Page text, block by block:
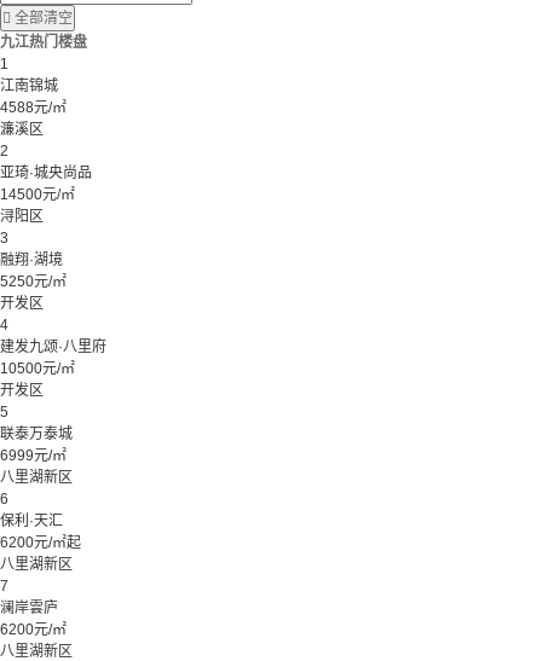
 全部清空
九江热门楼盘
1
江南锦城
4588元/㎡
濂溪区
2
亚琦·城央尚品
14500元/㎡
浔阳区
3
融翔·湖境
5250元/㎡
开发区
4
建发九颂·八里府
10500元/㎡
开发区
5
联泰万泰城
6999元/㎡
八里湖新区
6
保利·天汇
6200元/㎡起
八里湖新区
7
澜岸雲庐
6200元/㎡
八里湖新区